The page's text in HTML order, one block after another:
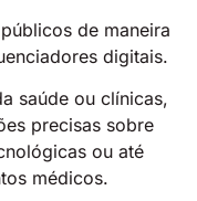
de maneira
digitais.
saúde ou clínicas,
precisas sobre
ou até
médicos.